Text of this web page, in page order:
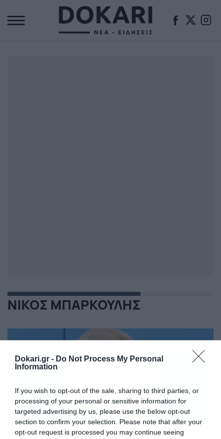
Dokari.gr - Do Not Process My Personal
Information
If you wish to opt-out of the sale, sharing to third parties, or
processing of your personal or sensitive information for
targeted advertising by us, please use the below opt-out
section to confirm your selection. Please note that after your
opt-out request is processed you may continue seeing
ΝΙΚΟΣ ΜΠΑΡΚΟΥΛΗΣ